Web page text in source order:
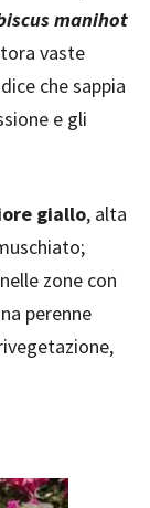
manihot
vaste
che sappia
e gli
giallo, alta
zone con
perenne